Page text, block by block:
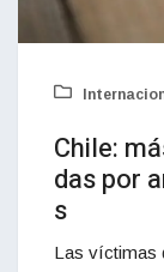
Chile:
das por
s
Las víctimas